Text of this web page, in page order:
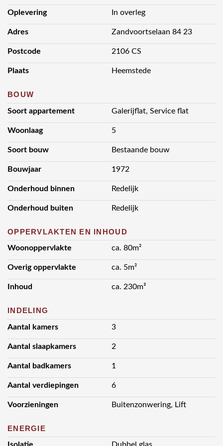
- Servicekosten € 415,-- per maand incl. warm/koud water en
verwarming.
- Aansluiting op 24 uur alarmsysteem.
- Kennismakingsgesprek met bestuur.
- Eigen receptioniste en huismeester aanwezig.
- Tevens te huur voor € 925,00 per maand inclusief servicekosten
verwarming, exclusief overige energie kosten.
- Oplevering in overleg.
Oplevering In overleg
Adres Zandvoortselaan 84 23
Postcode 2106 CS
Plaats Heemstede
BOUW
Soort appartement Galerijflat, Service flat
Woonlaag 5
Soort bouw Bestaande bouw
Bouwjaar 1972
Onderhoud binnen Redelijk
Onderhoud buiten Redelijk
OPPERVLAKTEN EN INHOUD
Woonoppervlakte ca. 80m²
Overig oppervlakte ca. 5m²
Inhoud ca. 230m³
INDELING
Aantal kamers 3
Aantal slaapkamers 2
Aantal badkamers 1
Aantal verdiepingen 6
Voorzieningen Buitenzonwering, Lift
ENERGIE